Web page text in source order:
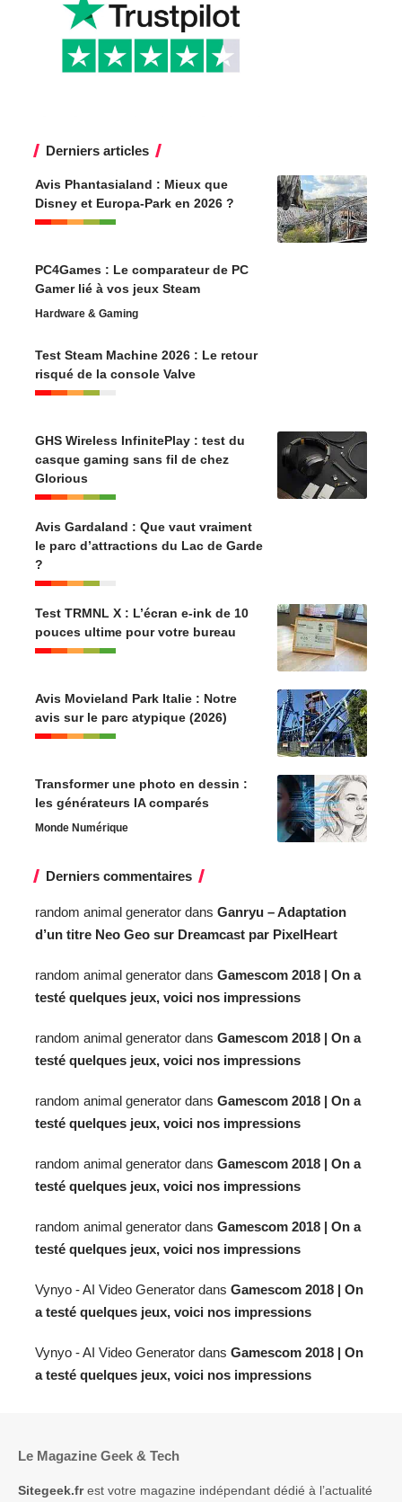
Derniers articles
Avis Phantasialand : Mieux que
Disney et Europa-Park en 2026 ?
PC4Games : Le comparateur de PC
Gamer lié à vos jeux Steam
Hardware & Gaming
Test Steam Machine 2026 : Le retour
risqué de la console Valve
GHS Wireless InfinitePlay : test du
casque gaming sans fil de chez
Glorious
Avis Gardaland : Que vaut vraiment
le parc d’attractions du Lac de Garde
?
Test TRMNL X : L’écran e-ink de 10
pouces ultime pour votre bureau
Avis Movieland Park Italie : Notre
avis sur le parc atypique (2026)
Transformer une photo en dessin :
les générateurs IA comparés
Monde Numérique
Derniers commentaires
random animal generator dans Ganryu – Adaptation
d’un titre Neo Geo sur Dreamcast par PixelHeart
random animal generator dans Gamescom 2018 | On a
testé quelques jeux, voici nos impressions
random animal generator dans Gamescom 2018 | On a
testé quelques jeux, voici nos impressions
random animal generator dans Gamescom 2018 | On a
testé quelques jeux, voici nos impressions
random animal generator dans Gamescom 2018 | On a
testé quelques jeux, voici nos impressions
random animal generator dans Gamescom 2018 | On a
testé quelques jeux, voici nos impressions
Vynyo - AI Video Generator dans Gamescom 2018 | On
a testé quelques jeux, voici nos impressions
Vynyo - AI Video Generator dans Gamescom 2018 | On
a testé quelques jeux, voici nos impressions
Le Magazine Geek & Tech
Sitegeek.frest votre magazine indépendant dédié à l’actualité